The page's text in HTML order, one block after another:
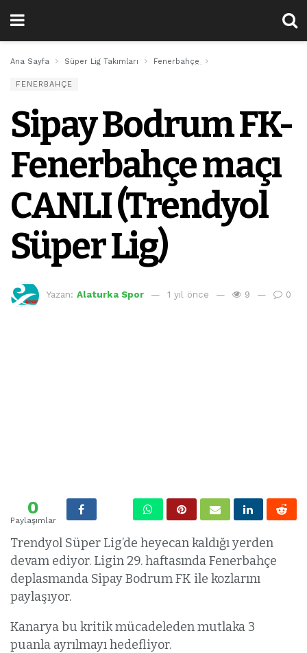
Ana Sayfa Süper Lig Takımları Fenerbahçe
FENERBAHÇE
Sipay Bodrum FK-
Fenerbahçe maçı
CANLI (Trendyol
Süper Lig)
Yazan: Alaturka Spor 1 yıl önce 9 0
0
Paylaşımlar
Trendyol Süper Lig’de heyecan kaldığı yerden
devam ediyor. Ligin 29. haftasında Fenerbahçe
deplasmanda Sipay Bodrum FK ile kozlarını
paylaşıyor.
Kanarya bu kritik mücadeleden mutlaka 3
puanla ayrılmayı hedefliyor.